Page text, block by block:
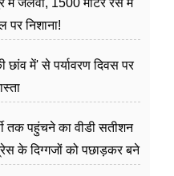
में जलवा, 1500 मीटर रेस में
पर निशाना!
छांव में' से पर्यावरण दिवस पर
तक पहुंचने का वीडी सतीशन
के दिग्गजों को पछाड़कर बने